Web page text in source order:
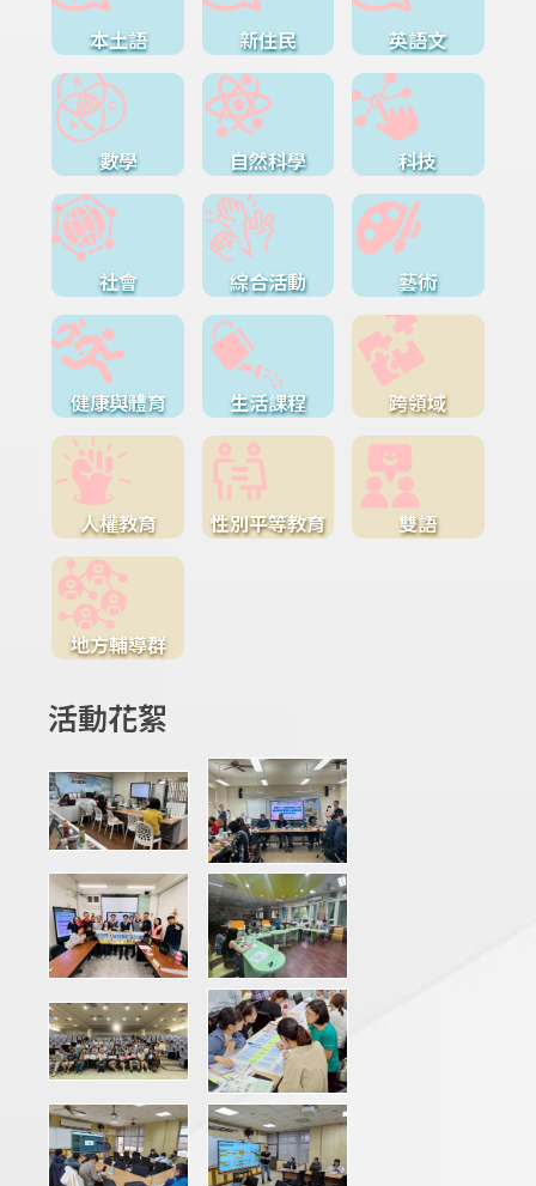
本土語 新住民 英語文
數學 自然科學 科技
社會 綜合活動 藝術
健康與體育 生活課程 跨領域
人權教育 性別平等教育 雙語
地方輔導群
活動花絮